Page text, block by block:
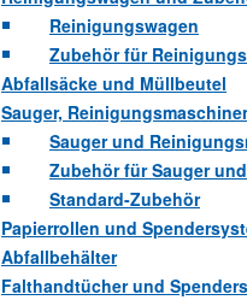
Reinigungswagen
Zubehör für
Abfallsäcke und Müllbeutel
Sauger,
Sauger und
Zubehör für Sauger
Standard-Zubehör
Papierrollen und
Abfallbehälter
Falthandtücher und